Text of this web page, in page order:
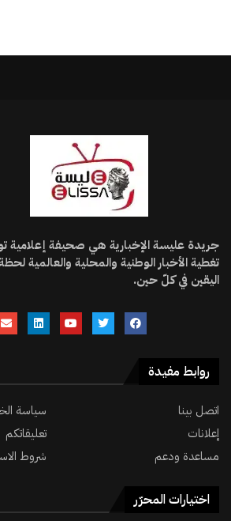
جريدة عليسة الإخبارية هي صحيفة
تغطية الأخبار الوطنية والمحلية والعالمية
اليقين في كلّ حين.
روابط مفيدة
اتصل بينا
سياسة
إعلانات
تعليقاتكم
مساعدة ودعم
شروط
اختيارات المحرّر